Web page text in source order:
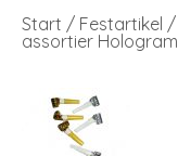
Start / Festartikel /
assortier